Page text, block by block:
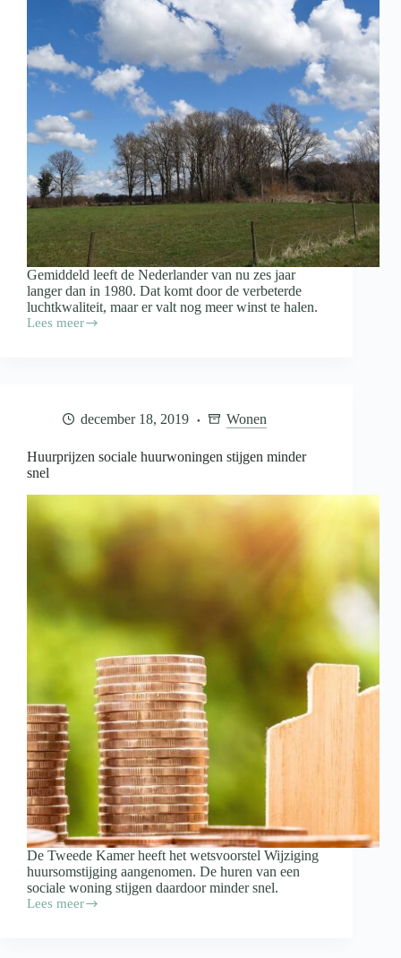
Gemiddeld leeft de Nederlander van nu zes jaar
langer dan in 1980. Dat komt door de verbeterde
luchtkwaliteit, maar er valt nog meer winst te halen.
Lees meer
Akkoord
gezonder
leven
december 18, 2019 Wonen
Huurprijzen sociale huurwoningen stijgen minder
snel
De Tweede Kamer heeft het wetsvoorstel Wijziging
huursomstijging aangenomen. De huren van een
sociale woning stijgen daardoor minder snel.
Lees meer
Huurprijzen